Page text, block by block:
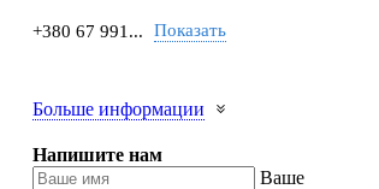
+380 67 991... Показать
Больше информации
Напишите нам
Ваше